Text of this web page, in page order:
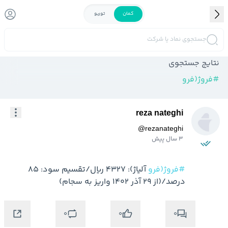
کمان توربو
جستجوی نماد یا شرکت
نتایج جستجوی
#فروژ(فرو
reza nateghi
@rezanateghi
3 سال پیش
#فروژ(فرو
درصد/(از 29 آذر 1402 واریز به سجام)
0
0
0